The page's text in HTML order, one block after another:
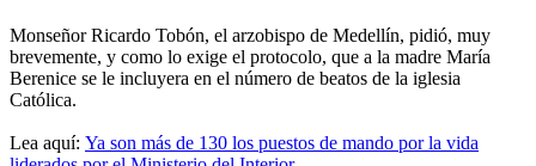
Monseñor Ricardo Tobón, el arzobispo de Medellín, pidió, muy
brevemente, y como lo exige el protocolo, que a la madre María
Berenice se le incluyera en el número de beatos de la iglesia
Católica.
Lea aquí: Ya son más de 130 los puestos de mando por la vida